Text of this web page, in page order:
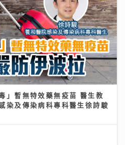
」暫無特效藥無疫苗 醫生教
染及傳染病科專科醫生徐詩駿